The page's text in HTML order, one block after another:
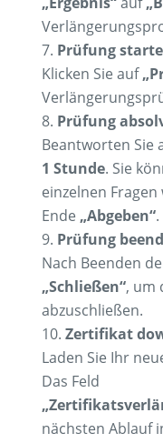
Prüfung
Klicken Sie auf
Prüfung
Beantworten Sie
1 Stunde. Sie
einzelnen Fragen
Ende „Abgeben“.
Prüfung
Nach Beenden
„Schließen“, um
abzuschließen.
Zertifikat
Laden Sie Ihr
Das Feld
nächsten Ablauf